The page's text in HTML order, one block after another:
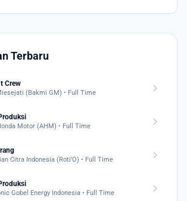
Terbaru
Crew
(Bakmi GM) • Full Time chevron_right
Motor (AHM) • Full Time chevron_right
Citra Indonesia (Roti’O) • Full Time chevron_right
Gobel Energy Indonesia • Full Time chevron_right